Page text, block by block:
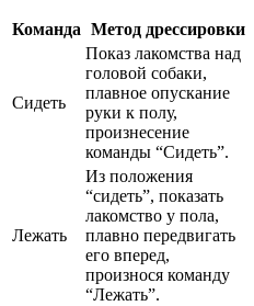
Команда Метод дрессировки
Сидеть
Показ лакомства над
головой собаки,
плавное опускание
руки к полу,
произнесение
команды “Сидеть”.
Лежать
Из положения
“сидеть”, показать
лакомство у пола,
плавно передвигать
его вперед,
произнося команду
“Лежать”.